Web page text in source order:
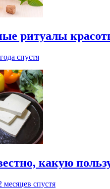
ритуалы
спустя
какую
месяцев спустя